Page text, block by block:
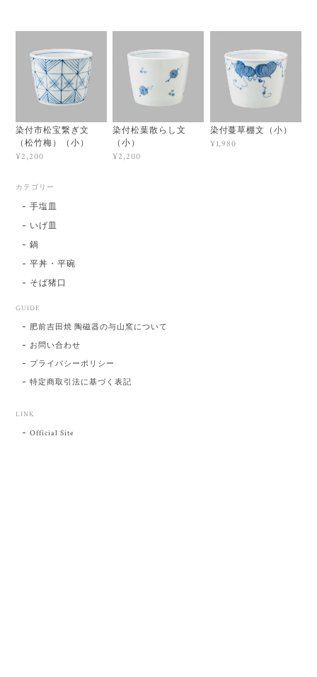
染付市松宝繋ぎ文
（松竹梅）（小）
¥2,200
染付松葉散らし文
（小）
¥2,200
染付蔓草棚文（小）
¥1,980
カテゴリー
手塩皿
いげ皿
鍋
平丼・平碗
そば猪口
GUIDE
肥前吉田焼 陶磁器の与山窯について
お問い合わせ
プライバシーポリシー
特定商取引法に基づく表記
LINK
Official Site